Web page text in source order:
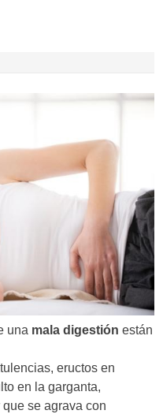
una mala digestión están
eructos en
en la garganta,
se agrava con